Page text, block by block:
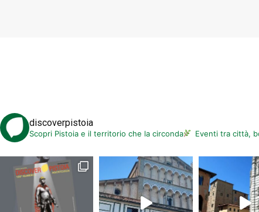
discoverpistoia
Scopri Pistoia e il territorio che la circonda Eventi tra città,